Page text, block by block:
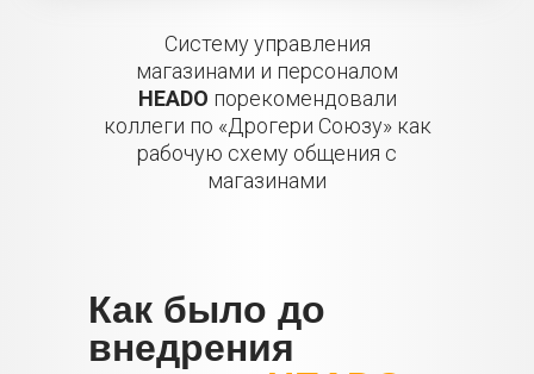
Систему управления
магазинами и персоналом
HEADO порекомендовали
коллеги по «Дрогери Союзу» как
рабочую схему общения с
магазинами
Как было до
внедрения